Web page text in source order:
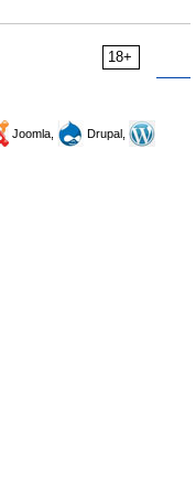
18+
Joomla,
Drupal,